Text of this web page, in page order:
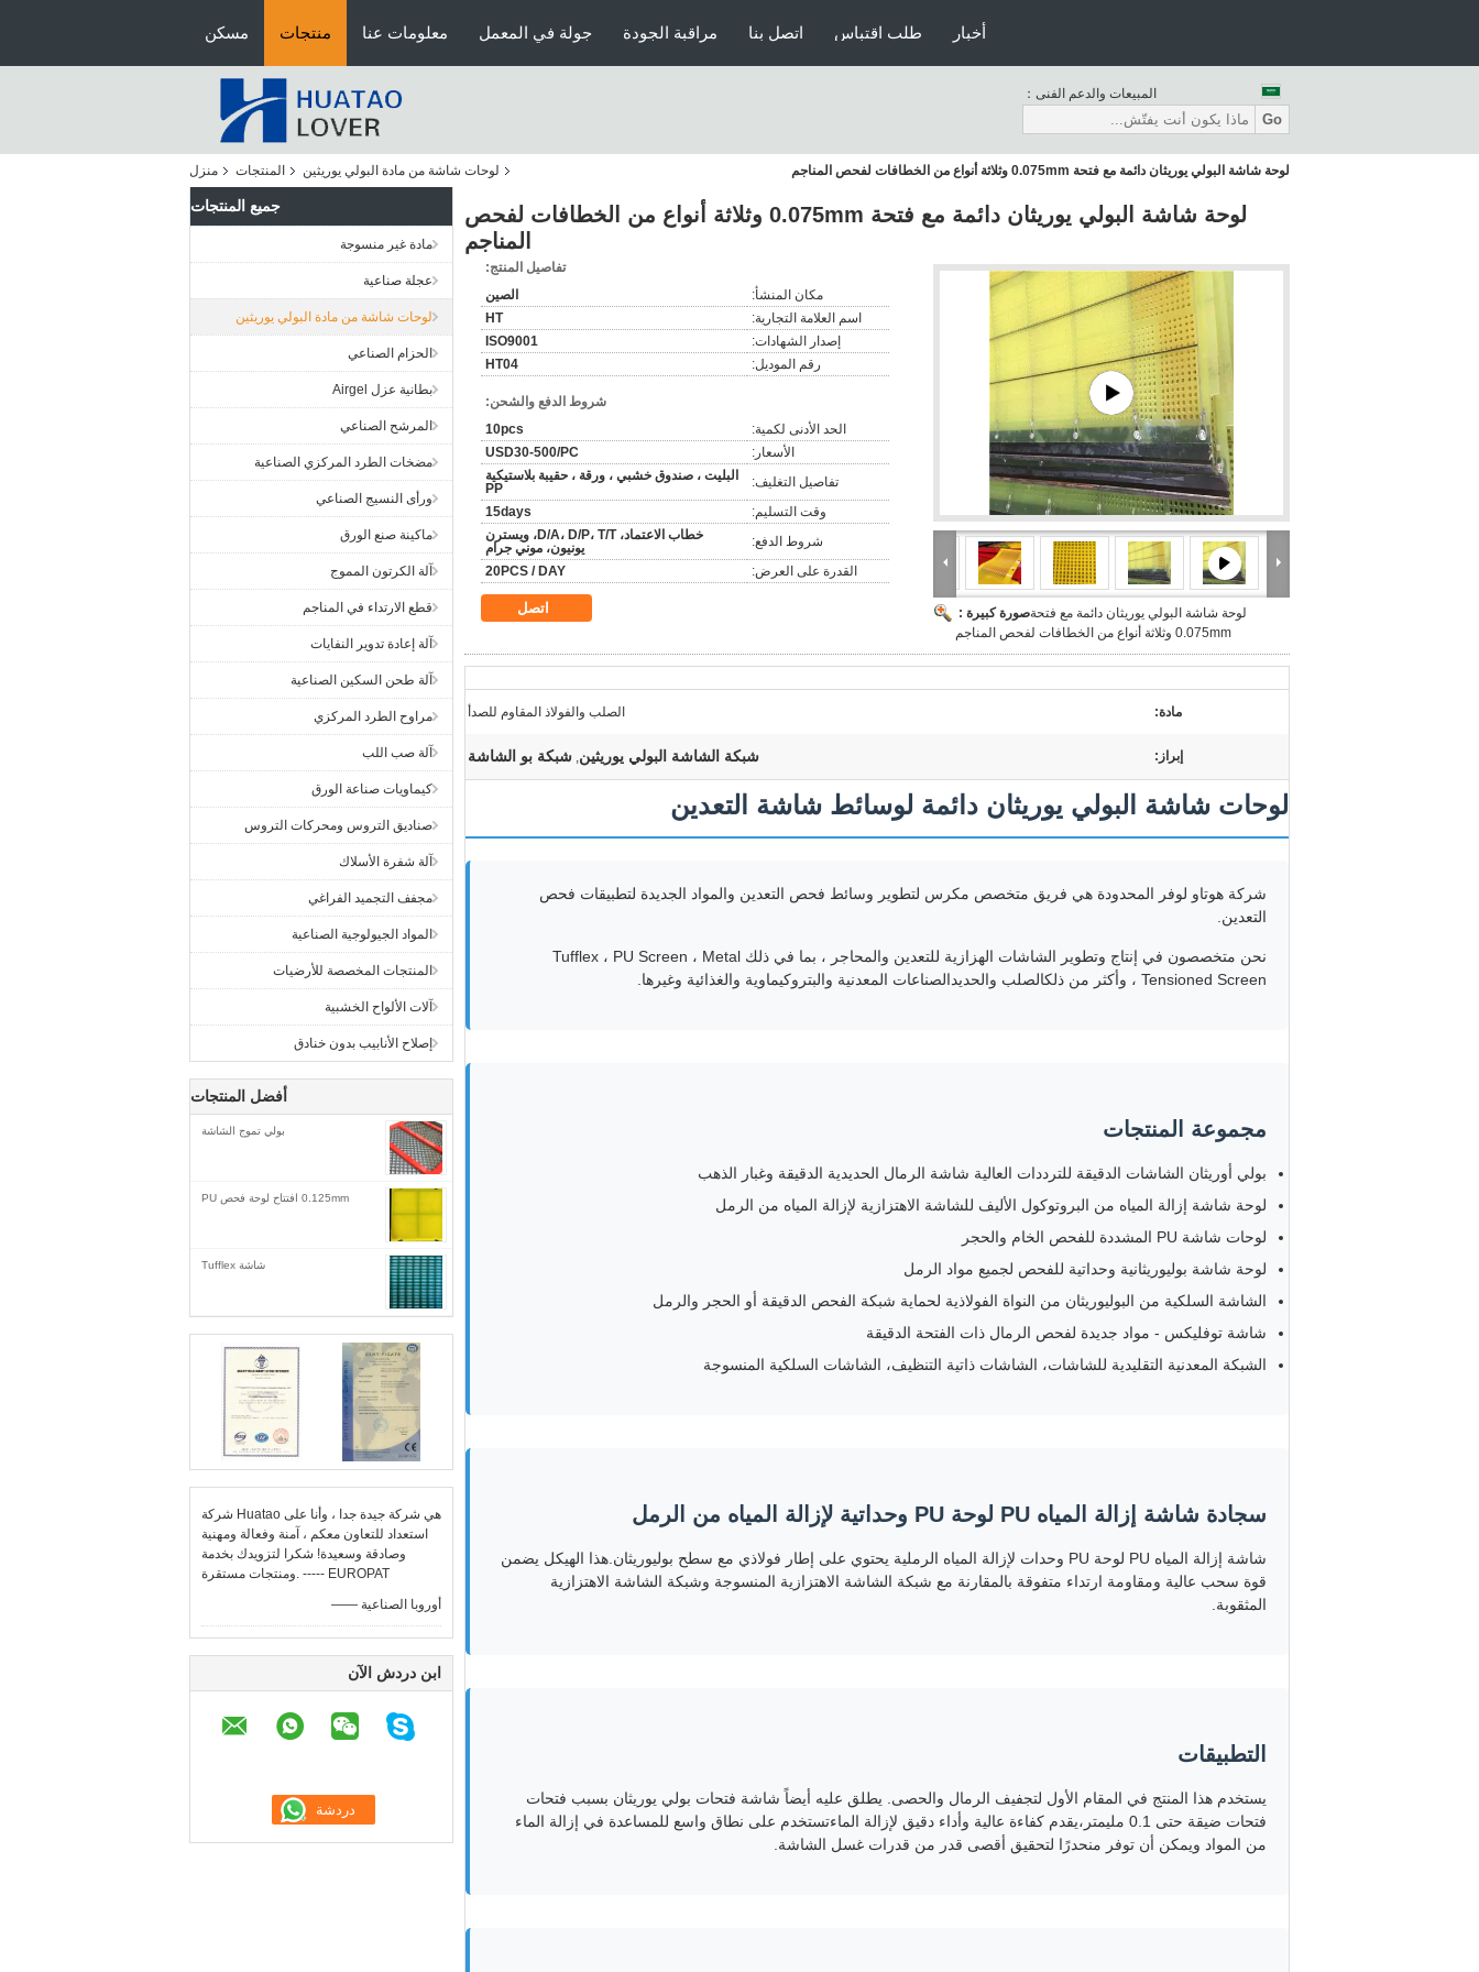
مسكن منتجات معلومات عنا جولة في المعمل مراقبة الجودة اتصل بنا طلب اقتباس أخبار
المبيعات والدعم الفنى：
Go
منزل المنتجات لوحات شاشة من مادة البولي يوريثين لوحة شاشة البولي يوريثان دائمة مع فتحة 0.075mm وثلاثة أنواع من الخطافات لفحص المناجم
جميع المنتجات
مادة غير منسوجة
عجلة صناعية
لوحات شاشة من مادة البولي يوريثين
الحزام الصناعي
بطانية عزل Airgel
المرشح الصناعي
مضخات الطرد المركزي الصناعية
ورأى النسيج الصناعي
ماكينة صنع الورق
آلة الكرتون المموج
قطع الارتداء في المناجم
آلة إعادة تدوير النفايات
آلة طحن السكين الصناعية
مراوح الطرد المركزي
آلة صب اللب
كيماويات صناعة الورق
صناديق التروس ومحركات التروس
آلة شفرة الأسلاك
مجفف التجميد الفراغي
المواد الجيولوجية الصناعية
المنتجات المخصصة للأرضيات
آلات الألواح الخشبية
إصلاح الأنابيب بدون خنادق
أفضل المنتجات
بولي تموج الشاشة
0.125mm افتتاح لوحة فحص PU
شاشة Tufflex
شركة Huatao هي شركة جيدة جدا ، وأنا على
استعداد للتعاون معكم ، آمنة وفعالة ومهنية
وصادقة وسعيدة! شكرا لتزويدك بخدمة
ومنتجات مستقرة. ----- EUROPAT
—— أوروبا الصناعية
ابن دردش الآن
لوحة شاشة البولي يوريثان دائمة مع فتحة 0.075mm وثلاثة أنواع من الخطافات لفحص
المناجم
صورة كبيرة :لوحة شاشة البولي يوريثان دائمة مع فتحة
0.075mm وثلاثة أنواع من الخطافات لفحص المناجم
تفاصيل المنتج:
مكان المنشأ:
الصين
اسم العلامة التجارية:
HT
إصدار الشهادات:
ISO9001
رقم الموديل:
HT04
شروط الدفع والشحن:
الحد الأدنى لكمية:
10pcs
الأسعار:
USD30-500/PC
تفاصيل التغليف:
البليت ، صندوق خشبي ، ورقة ، حقيبة بلاستيكية
PP
وقت التسليم:
15days
شروط الدفع:
خطاب الاعتماد، D/A، D/P، T/T، ويسترن
يونيون، موني جرام
القدرة على العرض:
20PCS / DAY
اتصل
مادة: الصلب والفولاذ المقاوم للصدأ
إبراز: شبكة الشاشة البولي يوريثين, شبكة بو الشاشة
لوحات شاشة البولي يوريثان دائمة لوسائط شاشة التعدين
شركة هوتاو لوفر المحدودة هي فريق متخصص مكرس لتطوير وسائط فحص التعدين والمواد الجديدة لتطبيقات فحص
التعدين.
نحن متخصصون في إنتاج وتطوير الشاشات الهزازية للتعدين والمحاجر ، بما في ذلك Tufflex ، PU Screen ، Metal
Tensioned Screen ، وأكثر من ذلكالصلب والحديدالصناعات المعدنية والبتروكيماوية والغذائية وغيرها.
مجموعة المنتجات
بولي أوريثان الشاشات الدقيقة للترددات العالية شاشة الرمال الحديدية الدقيقة وغبار الذهب
لوحة شاشة إزالة المياه من البروتوكول الأليف للشاشة الاهتزازية لإزالة المياه من الرمل
لوحات شاشة PU المشددة للفحص الخام والحجر
لوحة شاشة بوليوريثانية وحداتية للفحص لجميع مواد الرمل
الشاشة السلكية من البوليوريثان من النواة الفولاذية لحماية شبكة الفحص الدقيقة أو الحجر والرمل
شاشة توفليكس - مواد جديدة لفحص الرمال ذات الفتحة الدقيقة
الشبكة المعدنية التقليدية للشاشات، الشاشات ذاتية التنظيف، الشاشات السلكية المنسوجة
سجادة شاشة إزالة المياه PU لوحة PU وحداتية لإزالة المياه من الرمل
شاشة إزالة المياه PU لوحة PU وحدات لإزالة المياه الرملية يحتوي على إطار فولاذي مع سطح بوليوريثان.هذا الهيكل يضمن
قوة سحب عالية ومقاومة ارتداء متفوقة بالمقارنة مع شبكة الشاشة الاهتزازية المنسوجة وشبكة الشاشة الاهتزازية
المثقوبة.
التطبيقات
يستخدم هذا المنتج في المقام الأول لتجفيف الرمال والحصى. يطلق عليه أيضاً شاشة فتحات بولي يوريثان بسبب فتحات
فتحات ضيقة حتى 0.1 مليمتر،يقدم كفاءة عالية وأداء دقيق لإزالة الماءتستخدم على نطاق واسع للمساعدة في إزالة الماء
من المواد ويمكن أن توفر منحدرًا لتحقيق أقصى قدر من قدرات غسل الشاشة.